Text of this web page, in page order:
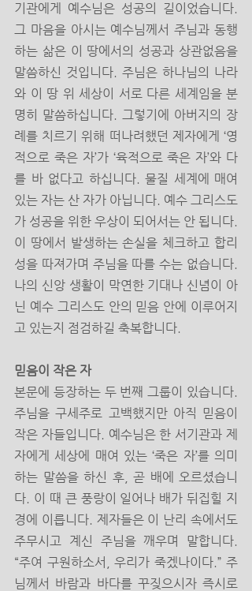
기관에게 예수님은 성공의 길이었습니다.
그 마음을 아시는 예수님께서 주님과 동행
하는 삶은 이 땅에서의 성공과 상관없음을
말씀하신 것입니다. 주님은 하나님의 나라
와 이 땅 위 세상이 서로 다른 세계임을 분
명히 말씀하십니다. 그렇기에 아버지의 장
례를 치르기 위해 떠나려했던 제자에게 ‘영
적으로 죽은 자’가 ‘육적으로 죽은 자’와 다
를 바 없다고 하십니다. 물질 세계에 매여
있는 자는 산 자가 아닙니다. 예수 그리스도
가 성공을 위한 우상이 되어서는 안 됩니다.
이 땅에서 발생하는 손실을 체크하고 합리
성을 따져가며 주님을 따를 수는 없습니다.
나의 신앙 생활이 막연한 기대나 신념이 아
닌 예수 그리스도 안의 믿음 안에 이루어지
고 있는지 점검하길 축복합니다.
믿음이 작은 자
본문에 등장하는 두 번째 그룹이 있습니다.
주님을 구세주로 고백했지만 아직 믿음이
작은 자들입니다. 예수님은 한 서기관과 제
자에게 세상에 매여 있는 ‘죽은 자’를 의미
하는 말씀을 하신 후, 곧 배에 오르셨습니
다. 이 때 큰 풍랑이 일어나 배가 뒤집힐 지
경에 이릅니다. 제자들은 이 난리 속에서도
주무시고 계신 주님을 깨우며 말합니다.
“주여 구원하소서, 우리가 죽겠나이다.” 주
님께서 바람과 바다를 꾸짖으시자 즉시로